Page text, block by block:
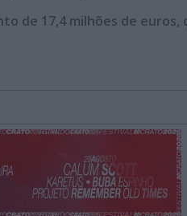
de 17,4 milhões de